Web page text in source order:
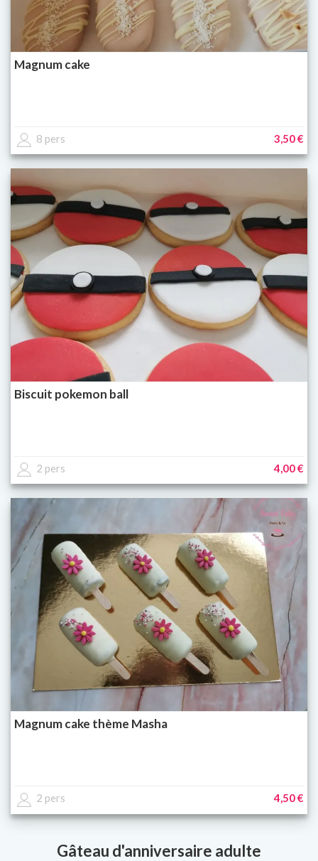
Magnum cake
8 pers 3,50 €
Biscuit pokemon ball
2 pers 4,00 €
Magnum cake thème Masha
2 pers 4,50 €
Gâteau d'anniversaire adulte